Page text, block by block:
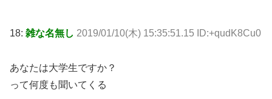
18: 雑な名無し 2019/01/10(木) 15:35:51.15 ID:+qudK8Cu0
あなたは大学生ですか？
って何度も聞いてくる